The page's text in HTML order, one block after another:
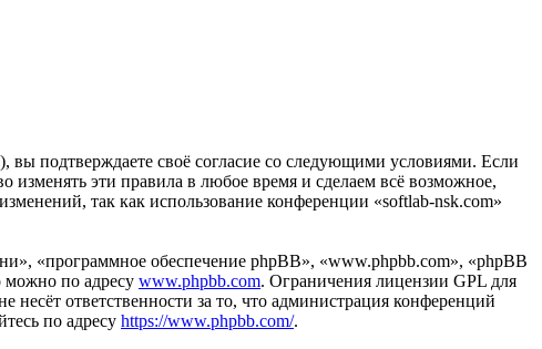
подтверждаете своё согласие со следующими условиями. Если
эти правила в любое время и сделаем всё возможное,
так как использование конференции «softlab-nsk.com»
«программное обеспечение phpBB», «www.phpbb.com», «phpBB
можно по адресу www.phpbb.com. Ограничения лицензии GPL для
ответственности за то, что администрация конференций
по адресу https://www.phpbb.com/.